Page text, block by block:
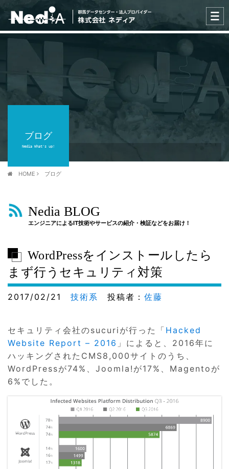
ブログ
Nedia What's up!
HOME ブログ
Nedia BLOG
エンジニアによるIT技術やサービスの紹介・検証などをお届け！
WordPressをインストールしたら
まず行うセキュリティ対策
2017/02/21 技術系 投稿者： 佐藤
セキュリティ会社のsucuriが行った「 Hacked
Website Report – 2016 」によると、2016年に
ハッキングされたCMS8,000サイトのうち、
WordPressが74%、Joomla!が17%、Magentoが
6%でした。